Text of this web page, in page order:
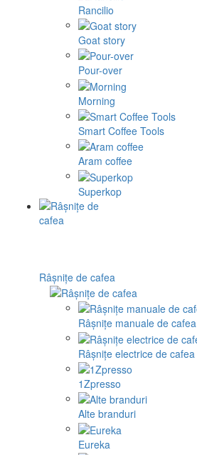
Rancilio
Goat story
Pour-over
Morning
Smart Coffee Tools
Aram coffee
Superkop
Râșnițe de cafea
Râșnițe manuale de cafea
Râșnițe electrice de cafea
1Zpresso
Alte branduri
Eureka